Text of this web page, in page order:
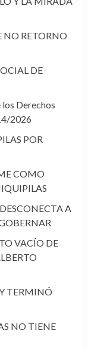
NO RETORNO
DE
Derechos
2026
POR
COMO
A
VACÍO DE
TERMINÓ
NO TIENE